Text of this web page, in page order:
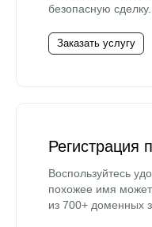
безопасную сделку.
Заказать услугу
Регистрация
Воспользуйтесь
похожее имя
из 700+ доменных